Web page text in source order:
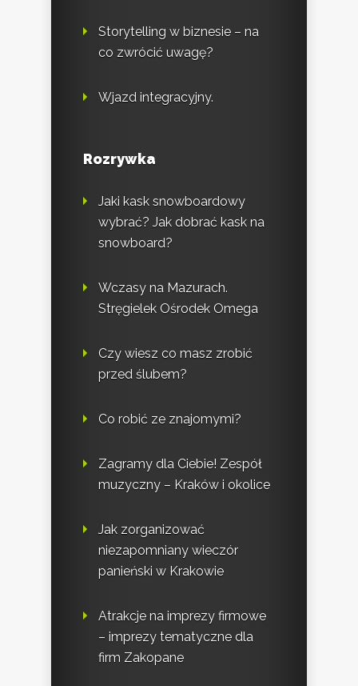
Storytelling w biznesie – na
co zwrócić uwagę?
Wjazd integracyjny.
Rozrywka
Jaki kask snowboardowy
wybrać? Jak dobrać kask na
snowboard?
Wczasy na Mazurach.
Stręgielek Ośrodek Omega
Czy wiesz co masz zrobić
przed ślubem?
Co robić ze znajomymi?
Zagramy dla Ciebie! Zespół
muzyczny – Kraków i okolice
Jak zorganizować
niezapomniany wieczór
panieński w Krakowie
Atrakcje na imprezy firmowe
– imprezy tematyczne dla
firm Zakopane